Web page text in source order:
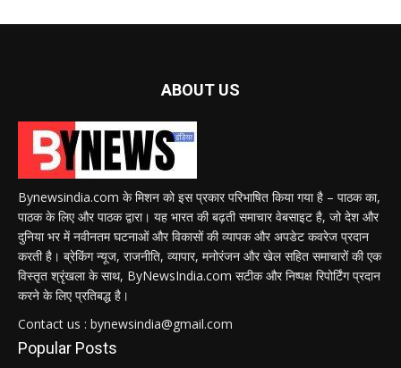
ABOUT US
Bynewsindia.com के मिशन को इस प्रकार परिभाषित किया गया है – पाठक का,
पाठक के लिए और पाठक द्वारा। यह भारत की बढ़ती समाचार वेबसाइट है, जो देश और
दुनिया भर में नवीनतम घटनाओं और विकासों की व्यापक और अपडेट कवरेज प्रदान
करती है। ब्रेकिंग न्यूज, राजनीति, व्यापार, मनोरंजन और खेल सहित समाचारों की एक
विस्तृत श्रृंखला के साथ, ByNewsIndia.com सटीक और निष्पक्ष रिपोर्टिंग प्रदान
करने के लिए प्रतिबद्ध है।
Contact us : bynewsindia@gmail.com
Popular Posts